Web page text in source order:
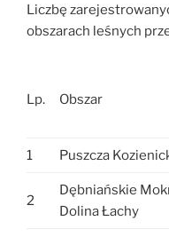
Liczbę
obszarach leśnych
Lp. Obszar
1 Puszcza
2
Dębniańskie
Dolina Łachy